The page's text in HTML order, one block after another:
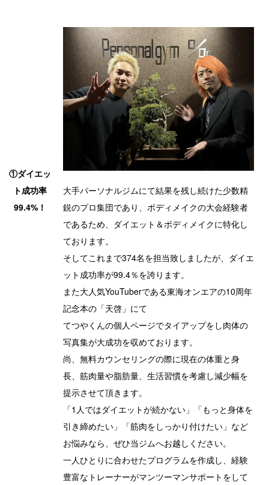
①ダイエッ
ト成功率
99.4%！
大手パーソナルジムにて結果を残し続けた少数精
鋭のプロ集団であり、ボディメイクの大会経験者
であるため、ダイエット＆ボディメイクに特化し
ております。
そしてこれまで374名を担当致しましたが、ダイエ
ット成功率が99.4％を誇ります。
また大人気YouTuberである東海オンエアの10周年
記念本の「天啓」にて
てつやくんの個人ページでタイアップをし肉体の
写真集が大成功を収めております。
尚、無料カウンセリングの際に現在の体重と身
長、筋肉量や脂肪量、生活習慣を考慮し減少幅を
提示させて頂きます。
「1人ではダイエットが続かない」「もっと身体を
引き締めたい」「筋肉をしっかり付けたい」など
お悩みなら、ぜひ当ジムへお越しください。
一人ひとりに合わせたプログラムを作成し、経験
豊富なトレーナーがマンツーマンサポートをして